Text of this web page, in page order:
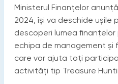
Ministerul Finanțelor
2024, își va deschide
descoperi lumea
echipa de management și
care vor ajuta toți
activități tip Treasure